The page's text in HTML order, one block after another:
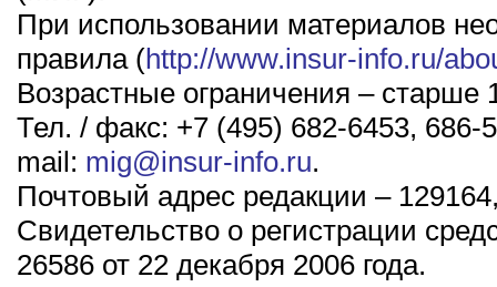
При использовании материалов
правила (http://www.insur-info.ru/
Возрастные ограничения – старше
Тел. / факс: +7 (495) 682-6453, 686-
mail: mig@insur-info.ru.
Почтовый адрес редакции –
Свидетельство о регистрации
26586 от 22 декабря 2006 года.